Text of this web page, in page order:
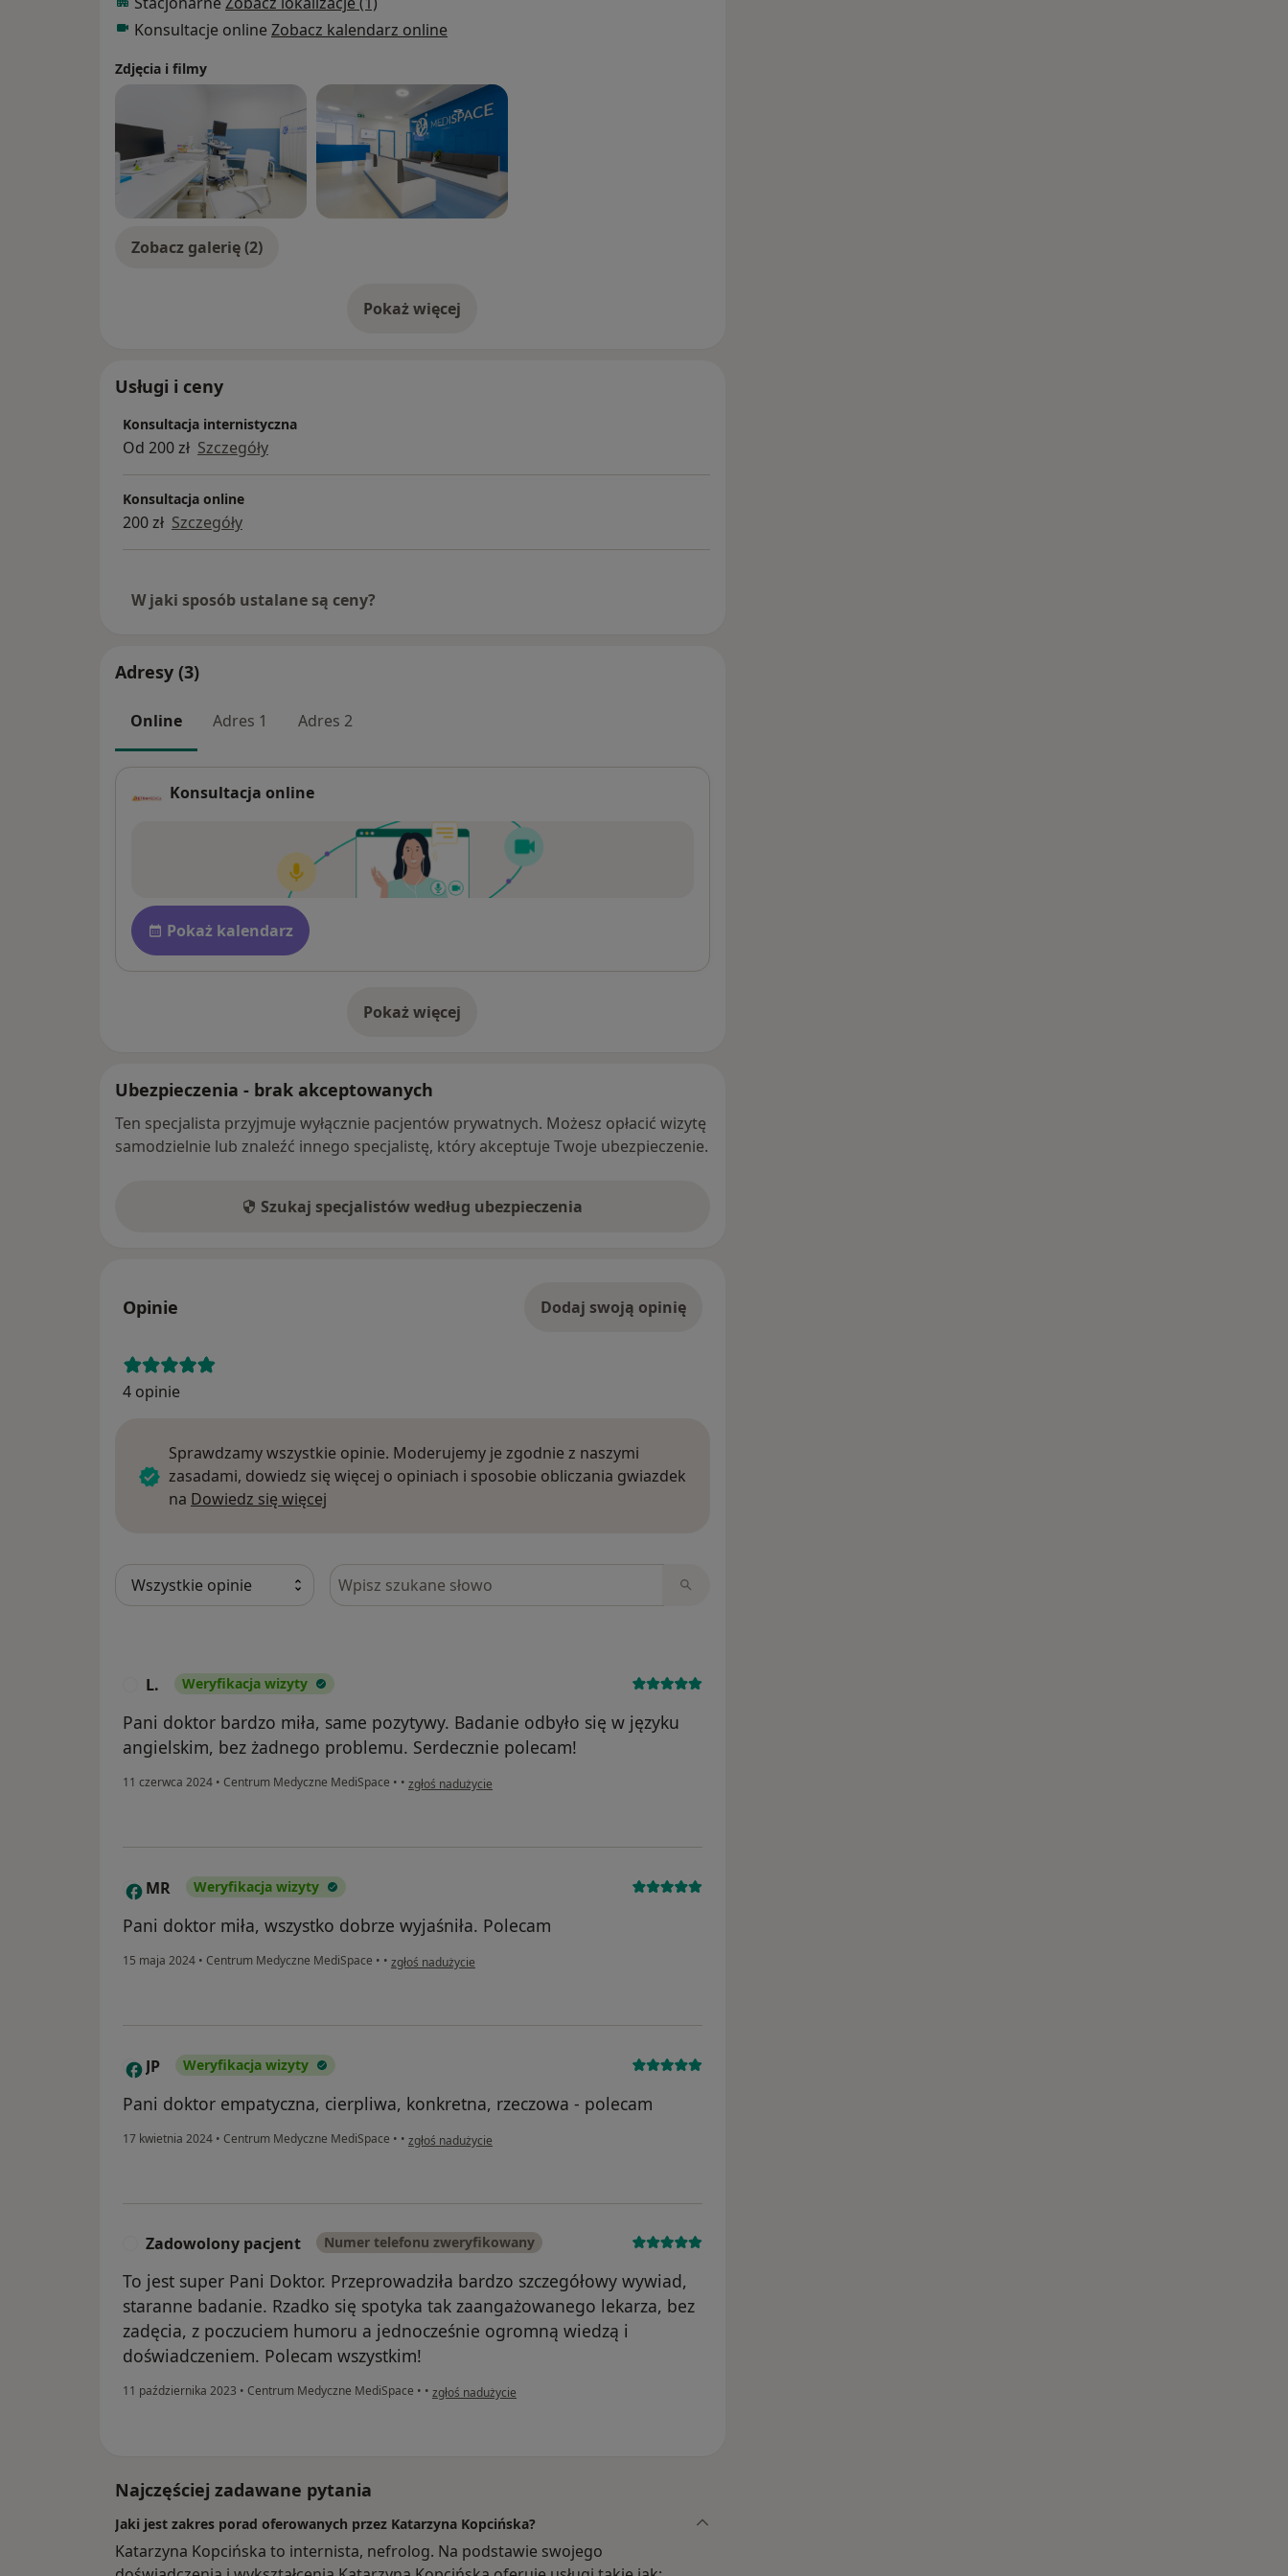
Konsultacje online Zobacz kalendarz online
Zdjęcia i filmy
Zobacz galerię (2)
Pokaż więcejo doświadczeniu
Usługi i ceny
Konsultacja internistyczna
Od 200 zł Szczegóły
Konsultacja online
200 zł Szczegóły
W jaki sposób ustalane są ceny?
Adresy (3)
Online Adres 1 Adres 2
Konsultacja online
Dostępność
Pokaż kalendarz
Pokaż więcej
o adresie
Ubezpieczenia - brak akceptowanych
Ten specjalista przyjmuje wyłącznie pacjentów prywatnych. Możesz opłacić wizytę
samodzielnie lub znaleźć innego specjalistę, który akceptuje Twoje ubezpieczenie.
Szukaj specjalistów według ubezpieczenia
Opinie Dodaj swoją opinię
4 opinie
Sprawdzamy wszystkie opinie. Moderujemy je zgodnie z naszymi
zasadami, dowiedz się więcej o opiniach i sposobie obliczania gwiazdek
na Dowiedz się więcej
Szukaj w opiniach
L. Weryfikacja wizyty
Pani doktor bardzo miła, same pozytywy. Badanie odbyło się w języku
angielskim, bez żadnego problemu. Serdecznie polecam!
11 czerwca 2024 • Centrum Medyczne MediSpace • • w opinii użytkownika L.
zgłoś nadużycie
M MR Weryfikacja wizyty
Pani doktor miła, wszystko dobrze wyjaśniła. Polecam
15 maja 2024 • Centrum Medyczne MediSpace • • w opinii użytkownika MR
zgłoś nadużycie
J JP Weryfikacja wizyty
Pani doktor empatyczna, cierpliwa, konkretna, rzeczowa - polecam
17 kwietnia 2024 • Centrum Medyczne MediSpace • • w opinii użytkownika JP
zgłoś nadużycie
Zadowolony pacjent Numer telefonu zweryfikowany
To jest super Pani Doktor. Przeprowadziła bardzo szczegółowy wywiad,
staranne badanie. Rzadko się spotyka tak zaangażowanego lekarza, bez
zadęcia, z poczuciem humoru a jednocześnie ogromną wiedzą i
doświadczeniem. Polecam wszystkim!
11 października 2023 • Centrum Medyczne MediSpace • • w opinii użytkownika Zadowolony pacjent
zgłoś nadużycie
Najczęściej zadawane pytania
Jaki jest zakres porad oferowanych przez Katarzyna Kopcińska?
Katarzyna Kopcińska to internista, nefrolog. Na podstawie swojego